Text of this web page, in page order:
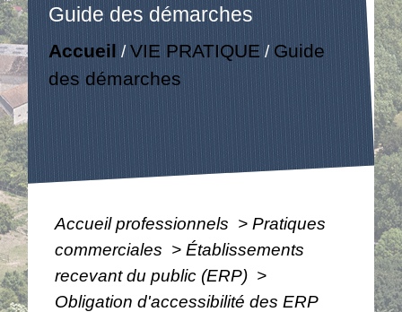
Guide des démarches
Accueil /VIE PRATIQUE / Guide
des démarches
Accueil professionnels > Pratiques
commerciales > Établissements
recevant du public (ERP) >
Obligation d'accessibilité des ERP